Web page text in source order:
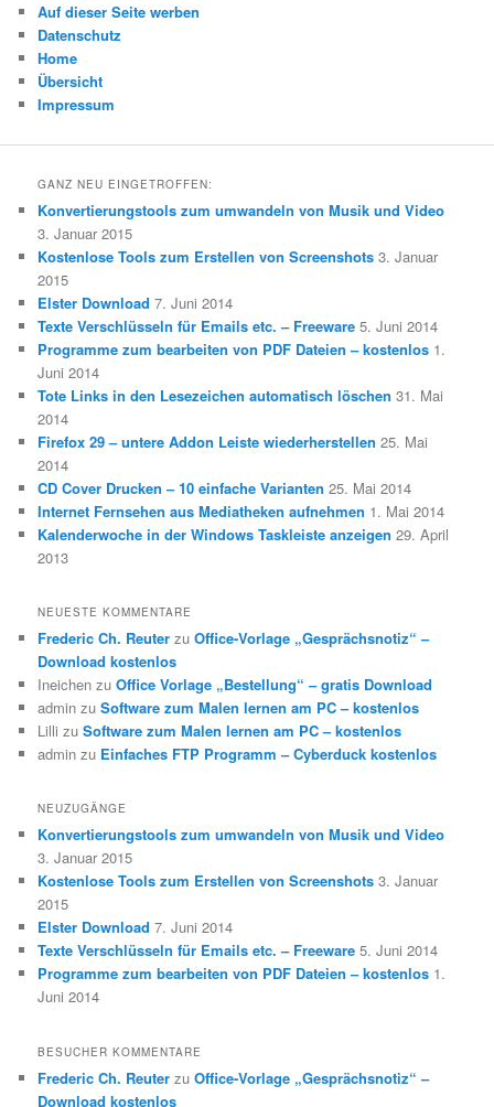
Auf dieser Seite werben
Datenschutz
Home
Übersicht
Impressum
GANZ NEU EINGETROFFEN:
Konvertierungstools zum umwandeln von Musik und Video
3. Januar 2015
Kostenlose Tools zum Erstellen von Screenshots 3. Januar
2015
Elster Download 7. Juni 2014
Texte Verschlüsseln für Emails etc. – Freeware 5. Juni 2014
Programme zum bearbeiten von PDF Dateien – kostenlos 1.
Juni 2014
Tote Links in den Lesezeichen automatisch löschen 31. Mai
2014
Firefox 29 – untere Addon Leiste wiederherstellen 25. Mai
2014
CD Cover Drucken – 10 einfache Varianten 25. Mai 2014
Internet Fernsehen aus Mediatheken aufnehmen 1. Mai 2014
Kalenderwoche in der Windows Taskleiste anzeigen 29. April
2013
NEUESTE KOMMENTARE
Frederic Ch. Reuter zuOffice-Vorlage „Gesprächsnotiz“ –
Download kostenlos
Ineichen zuOffice Vorlage „Bestellung“ – gratis Download
admin zuSoftware zum Malen lernen am PC – kostenlos
Lilli zuSoftware zum Malen lernen am PC – kostenlos
admin zu Einfaches FTP Programm – Cyberduck kostenlos
NEUZUGÄNGE
Konvertierungstools zum umwandeln von Musik und Video
3. Januar 2015
Kostenlose Tools zum Erstellen von Screenshots 3. Januar
2015
Elster Download 7. Juni 2014
Texte Verschlüsseln für Emails etc. – Freeware 5. Juni 2014
Programme zum bearbeiten von PDF Dateien – kostenlos 1.
Juni 2014
BESUCHER KOMMENTARE
Frederic Ch. Reuter zuOffice-Vorlage „Gesprächsnotiz“ –
Download kostenlos